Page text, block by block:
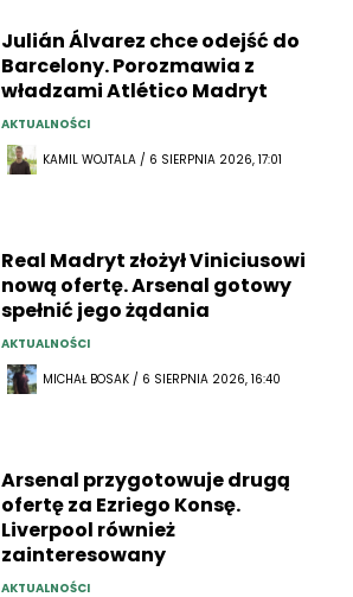
Julián Álvarez chce odejść do
Barcelony. Porozmawia z
władzami Atlético Madryt
AKTUALNOŚCI
KAMIL WOJTALA / 6 SIERPNIA 2026, 17:01
Real Madryt złożył Viniciusowi
nową ofertę. Arsenal gotowy
spełnić jego żądania
AKTUALNOŚCI
MICHAŁ BOSAK / 6 SIERPNIA 2026, 16:40
Arsenal przygotowuje drugą
ofertę za Ezriego Konsę.
Liverpool również
zainteresowany
AKTUALNOŚCI